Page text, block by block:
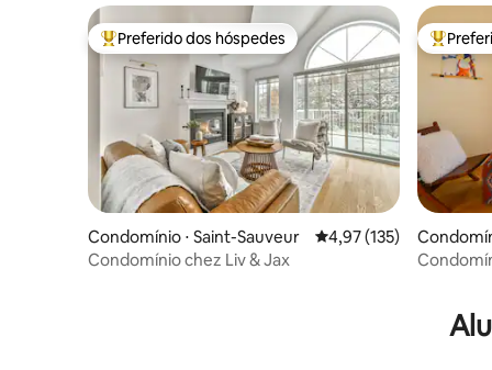
Entre os melhores preferidos dos hóspedes
Preferido dos hóspedes
Condomínio ⋅ Saint-Sauveur 4,97 de uma avaliação
4,97 (135)
Condomínio chez Liv & Jax
Entre